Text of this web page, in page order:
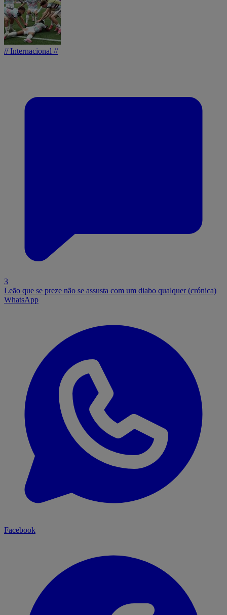
// Internacional //
3
Leão que se preze não se assusta com um diabo qualquer (crónica)
WhatsApp
Facebook